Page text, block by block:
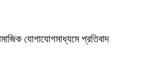
যোগাযোগমাধ্যমে প্রতিবাদ